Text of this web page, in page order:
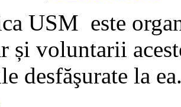
USM este
și voluntarii
desfăşurate la